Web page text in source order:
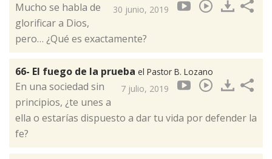
30 junio, 2019
Mucho se habla de
glorificar a Dios,
pero… ¿Qué es exactamente?
66- El fuego de la prueba el Pastor B. Lozano
7 julio, 2019
En una sociedad sin
principios, ¿te unes a
ella o estarías dispuesto a dar tu vida por defender la
fe?